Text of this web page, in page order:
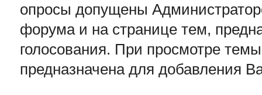
опросы допущены
форума и на странице тем,
голосования. При просмотре
предназначена для добавления